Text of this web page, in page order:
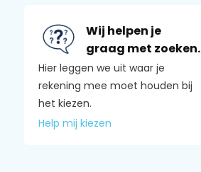
Wij helpen je
graag met zoeken.
Hier leggen we uit waar je
rekening mee moet houden bij
het kiezen.
Help mij kiezen